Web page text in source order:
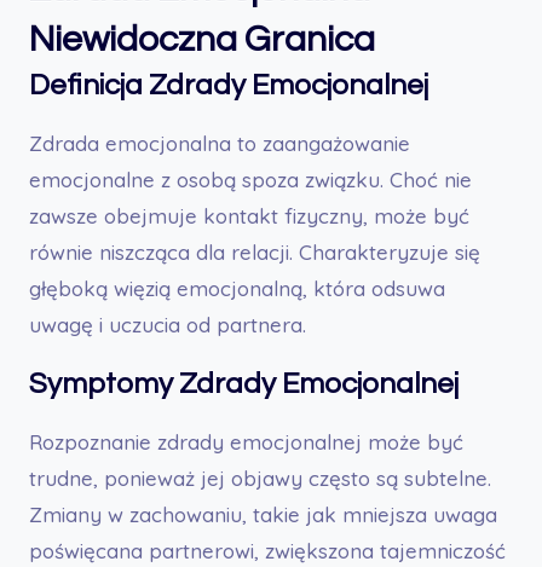
Niewidoczna Granica
Definicja Zdrady Emocjonalnej
Zdrada emocjonalna to zaangażowanie
emocjonalne z osobą spoza związku. Choć nie
zawsze obejmuje kontakt fizyczny, może być
równie niszcząca dla relacji. Charakteryzuje się
głęboką więzią emocjonalną, która odsuwa
uwagę i uczucia od partnera.
Symptomy Zdrady Emocjonalnej
Rozpoznanie zdrady emocjonalnej może być
trudne, ponieważ jej objawy często są subtelne.
Zmiany w zachowaniu, takie jak mniejsza uwaga
poświęcana partnerowi, zwiększona tajemniczość